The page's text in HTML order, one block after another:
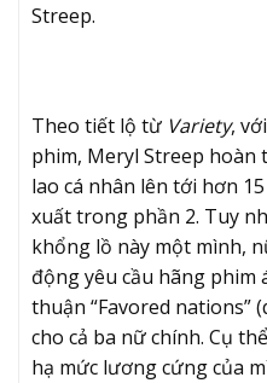
Streep.
Theo tiết lộ từ Variety,
phim, Meryl Streep hoàn
lao cá nhân lên tới hơn
xuất trong phần 2. Tuy
khổng lồ này một mình,
động yêu cầu hãng
thuận “Favored nations”
cho cả ba nữ chính. Cụ
hạ mức lương cứng của